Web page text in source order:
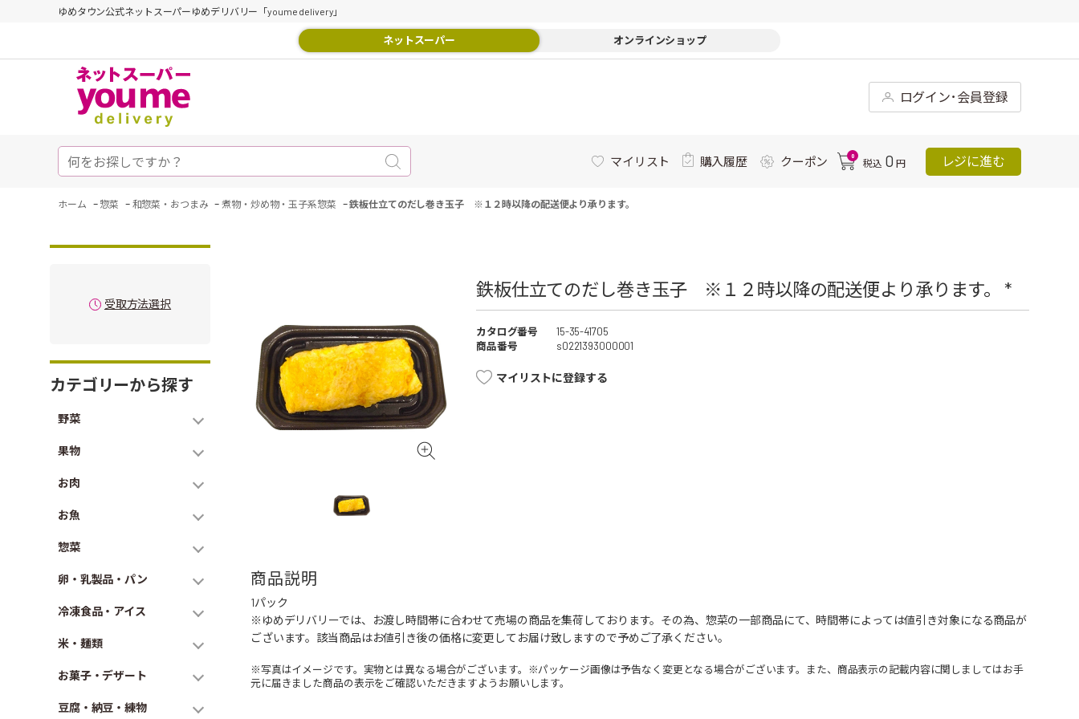
ゆめタウン公式ネットスーパーゆめデリバリー「youme delivery」
ネットスーパー オンラインショップ
ログイン･会員登録
マイリスト 購入履歴 クーポン 0
税込 0 円 レジに進む
ホーム - 惣菜 - 和惣菜・おつまみ -煮物・炒め物・玉子系惣菜 -鉄板仕立てのだし巻き玉子 ※１２時以降の配送便より承ります。
受取方法選択
カテゴリーから探す
野菜
果物
お肉
お魚
惣菜
卵・乳製品・パン
冷凍食品・アイス
米・麺類
お菓子・デザート
豆腐・納豆・練物
鉄板仕立てのだし巻き玉子 ※１２時以降の配送便より承ります。 *
カタログ番号
15-35-41705
商品番号
s0221393000001
マイリストに登録する
商品説明
1パック
※ゆめデリバリーでは、お渡し時間帯に合わせて売場の商品を集荷しております。その為、惣菜の一部商品にて、時間帯によっては値引き対象になる商品が
ございます。該当商品はお値引き後の価格に変更してお届け致しますので予めご了承ください。
※写真はイメージです。実物とは異なる場合がございます。※パッケージ画像は予告なく変更となる場合がございます。また、商品表示の記載内容に関しましてはお手
元に届きました商品の表示をご確認いただきますようお願いします。